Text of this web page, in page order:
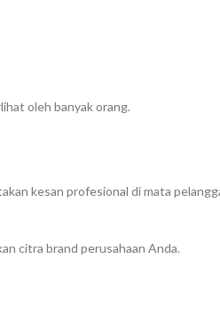
oleh banyak orang.
kesan profesional di mata
citra brand perusahaan Anda.